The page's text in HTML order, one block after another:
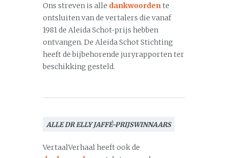
Ons streven is alle dankwoordente
ontsluiten van de vertalers die vanaf
1981 de Aleida Schot-prijs hebben
ontvangen. De Aleida Schot Stichting
heeft de bijbehorende juryrapporten ter
beschikking gesteld.
ALLE DR ELLY JAFFÉ-PRIJSWINNAARS
VertaalVerhaal heeft ook de